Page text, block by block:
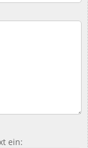
ein: